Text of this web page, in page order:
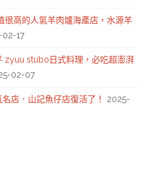
很高的人氣羊肉爐海產店，水源羊
02-17
zyuu stubo日式料理，必吃超澎湃
02-07
名店．山記魚仔店復活了！
2025-